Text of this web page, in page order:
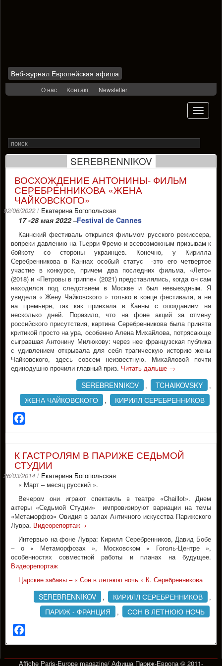
Веб-журнал Европейская афиша
О нас Kонтакт Newsletter
Toggle
Search
for
SEREBRENNIKOV
ВОСХОЖДЕНИЕ АНТОНИНЫ- ФИЛЬМ
СЕРЕБРЕННИКОВА «ЖЕНА
ЧАЙКОВСКОГО»
02/06/2022 / Екатерина Богопольская
17 -28 мая 2022–Festival de Cannes
Каннский фестиваль открылся фильмом русского режиссера,
вопреки давлению на Тьерри Фремо и всевозможным призывам к
бойкоту со стороны украинцев. Конечно, у Кирилла
Серебренникова в Каннах особый статус -это его четвертое
участие в конкурсе, причем два последних фильма, «Лето»
(2018) и «Петровы в гриппе» (2021) представлялись, когда он сам
находился под следствием в Москве и был невыездным. Я
увидела « Жену Чайковского » только в конце фестиваля, а не
на премьере, так как приехала в Канны с опозданием на
несколько дней. Поразило, что на фоне акций за отмену
российского присутствия, картина Серебренникова была принята
критикой просто на ура, особенно Алена Михайлова, потрясающе
сыгравшая Антонину Милюкову: через нее французская публика
с удивлением открывала для себя трагическую историю жены
Чайковского, здесь совсем неизвестную. Михайловой почти
единодушно прочили главный приз. Читать дальше →
SEREBRENNIKOV , TCHAIKOVSKY ,
ЖЕНА ЧАЙКОВСКОГО , КИРИЛЛ СЕРЕБРЕННИКОВ
К ГАСТРОЛЯМ В ПАРИЖЕ СЕДЬМОЙ
СТУДИИ
26/03/2014 / Екатерина Богопольская
« Март – месяц русский ».
Вечером они играют спектакль в театре «Chaillot». Днем
актеры «Седьмой Студии» импровизируют вариации на темы
«Метаморфоз» Овидия в залах Античного искусства Парижского
Лувра. Видеорепортаж→
Интервью на фоне Лувра: Кирилл Серебренников, Давид Бобе
– о « Метаморфозах », Московском « Гоголь-Центре »,
особенностях совместной работы и планах на будущее.
Видеорепортаж
Царские забавы – « Сон в летнюю ночь » К. Серебренникова
SEREBRENNIKOV , КИРИЛЛ СЕРЕБРЕННИКОВ ,
ПАРИЖ - ФРАНЦИЯ , СОН В ЛЕТНЮЮ НОЧЬ
Affiche Paris-Europe magazine/ Афиша Париж-Европа © 2011-